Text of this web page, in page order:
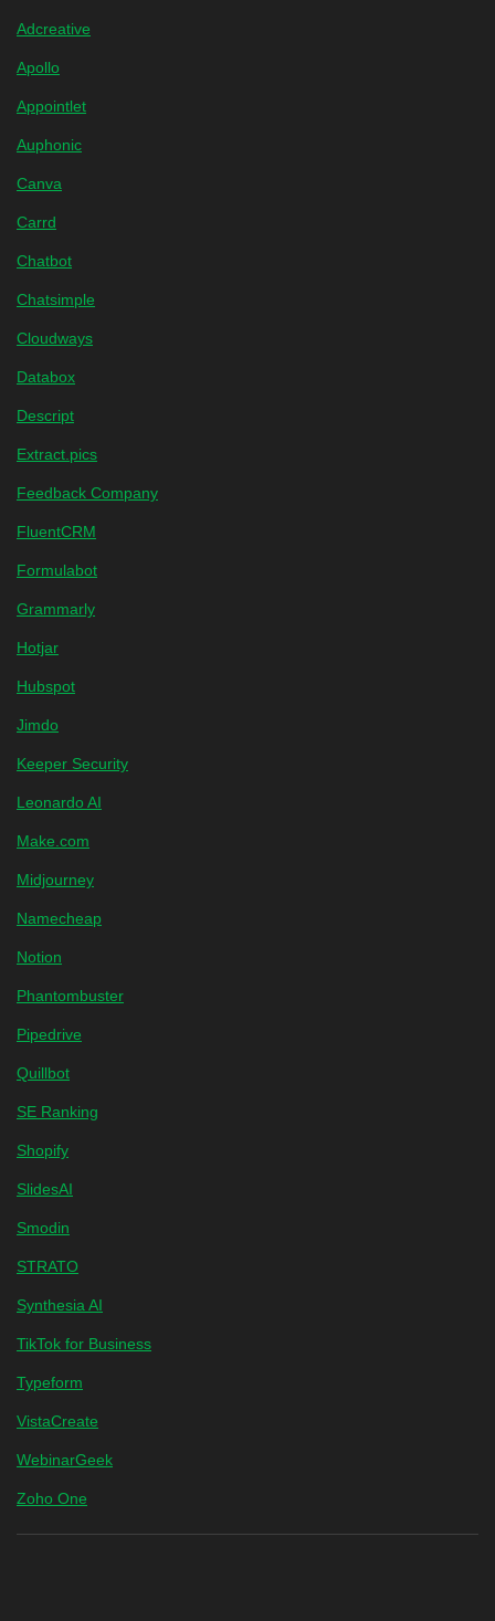
Adcreative
Apollo
Appointlet
Auphonic
Canva
Carrd
Chatbot
Chatsimple
Cloudways
Databox
Descript
Extract.pics
Feedback Company
FluentCRM
Formulabot
Grammarly
Hotjar
Hubspot
Jimdo
Keeper Security
Leonardo AI
Make.com
Midjourney
Namecheap
Notion
Phantombuster
Pipedrive
Quillbot
SE Ranking
Shopify
SlidesAI
Smodin
STRATO
Synthesia AI
TikTok for Business
Typeform
VistaCreate
WebinarGeek
Zoho One